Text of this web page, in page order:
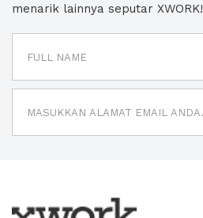
menarik lainnya seputar XWORK!